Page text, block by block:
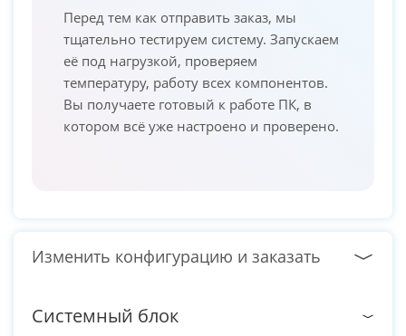
Перед тем как отправить заказ, мы
тщательно тестируем систему. Запускаем
её под нагрузкой, проверяем
температуру, работу всех компонентов.
Вы получаете готовый к работе ПК, в
котором всё уже настроено и проверено.
Изменить конфигурацию и заказать
Системный блок